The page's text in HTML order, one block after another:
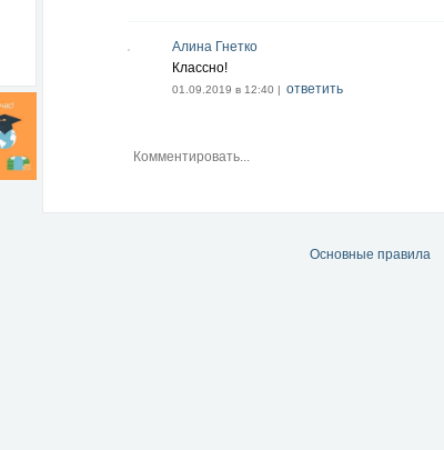
Алина Гнетко
Классно!
01.09.2019 в 12:40 | ответить
Основные правила